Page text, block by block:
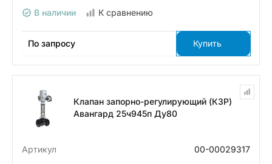
В наличии К сравнению
По запросу Купить
Клапан запорно-регулирующий (КЗР)
Авангард 25ч945п Ду80
Артикул
00-00029317